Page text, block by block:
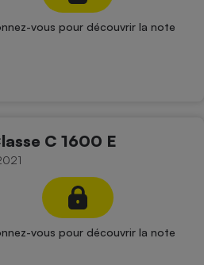
vous pour découvrir la note
C 1600 E
vous pour découvrir la note